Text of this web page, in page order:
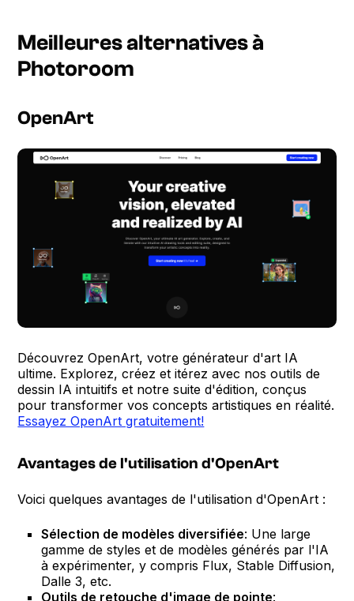
Meilleures alternatives à
Photoroom
OpenArt
Découvrez OpenArt, votre générateur d'art IA
ultime. Explorez, créez et itérez avec nos outils de
dessin IA intuitifs et notre suite d'édition, conçus
pour transformer vos concepts artistiques en réalité.
Essayez OpenArt gratuitement!
Avantages de l'utilisation d'OpenArt
Voici quelques avantages de l'utilisation d'OpenArt :
Sélection de modèles diversifiée: Une large
gamme de styles et de modèles générés par l'IA
à expérimenter, y compris Flux, Stable Diffusion,
Dalle 3, etc.
Outils de retouche d'image de pointe: